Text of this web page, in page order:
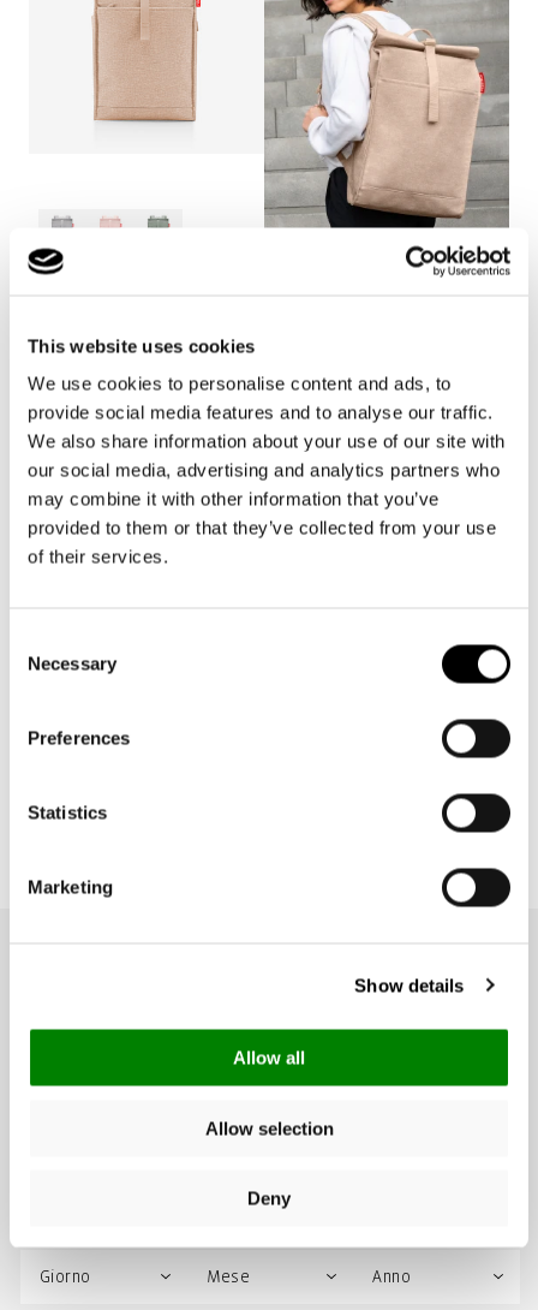
This website uses cookies
We use cookies to personalise content and ads, to
provide social media features and to analyse our traffic.
We also share information about your use of our site with
our social media, advertising and analytics partners who
may combine it with other information that you’ve
provided to them or that they’ve collected from your use
of their services.
Selection
Necessary
Preferences
Statistics
Marketing
Show details
Allow all
Allow selection
Deny
Prezzo
listino
59,95€
Prezzo
59,95€
Ricevi 10€ di sconto sul tuo primo
acquisto
e scopri in anteprima novità, collezioni e ispirazioni per ogni giorno.